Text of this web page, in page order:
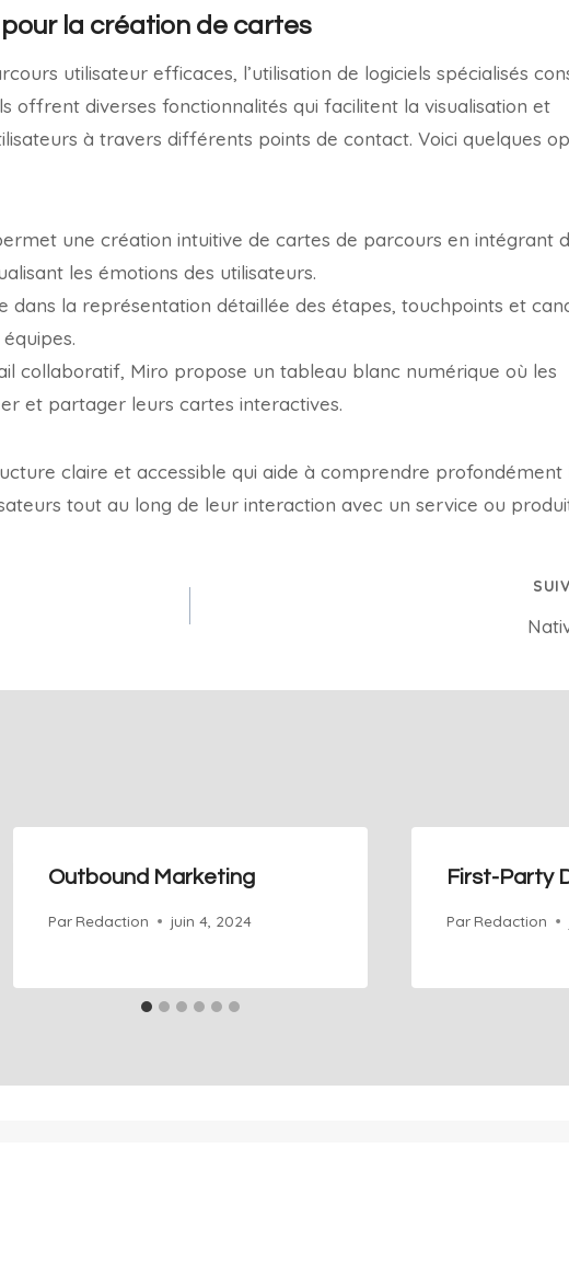
la création de cartes
utilisateur efficaces, l’utilisation de logiciels spécialisés
offrent diverses fonctionnalités qui facilitent la visualisation et
à travers différents points de contact. Voici quelques
une création intuitive de cartes de parcours en intégrant
les émotions des utilisateurs.
dans la représentation détaillée des étapes, touchpoints et
collaboratif, Miro propose un tableau blanc numérique où les
et partager leurs cartes interactives.
claire et accessible qui aide à comprendre profondément
tout au long de leur interaction avec un service ou
Outbound Marketing
Par Redaction juin 4, 2024
First-Party
Par Redaction